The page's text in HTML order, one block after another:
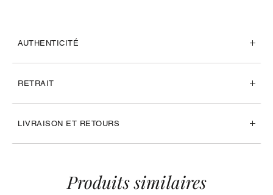
AUTHENTICITÉ
RETRAIT
LIVRAISON ET RETOURS
Produits similaires